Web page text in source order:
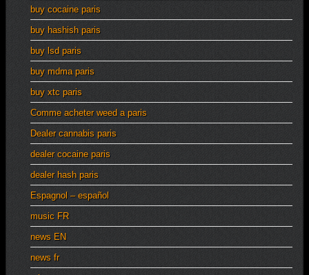
buy cocaine paris
buy hashish paris
buy lsd paris
buy mdma paris
buy xtc paris
Comme acheter weed a paris
Dealer cannabis paris
dealer cocaine paris
dealer hash paris
Espagnol – español
music FR
news EN
news fr